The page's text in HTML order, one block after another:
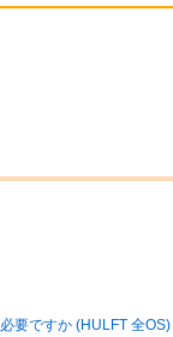
要ですか (HULFT 全OS)